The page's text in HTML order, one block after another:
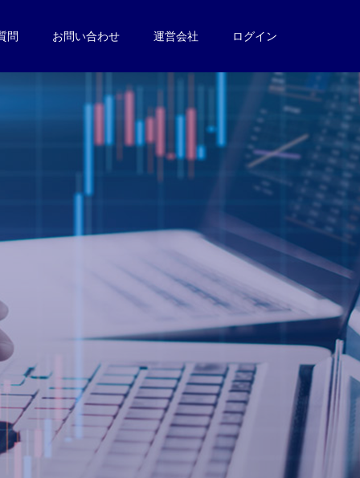
問 お問い合わせ 運営会社 ログイン